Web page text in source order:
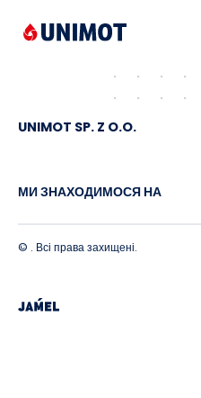
UNIMOT Homepage
UNIMOT SP. Z O.O.
МИ ЗНАХОДИМОСЯ НА
© . Всі права захищені.